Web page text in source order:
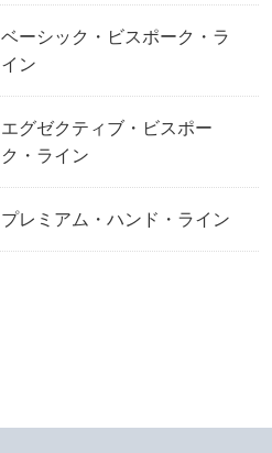
ベーシック・ビスポーク・ラ
イン
エグゼクティブ・ビスポー
ク・ライン
プレミアム・ハンド・ライン